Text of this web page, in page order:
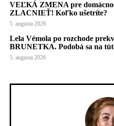
VEĽKÁ ZMENA pre
ZLACNIEŤ! Koľko ušetríte?
5. augusta 2026
Lela Vémola po rozchode
BRUNETKA. Podobá sa na
5. augusta 2026